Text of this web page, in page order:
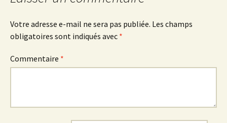
Votre adresse e-mail ne sera pas publiée. Les champs
obligatoires sont indiqués avec *
Commentaire *